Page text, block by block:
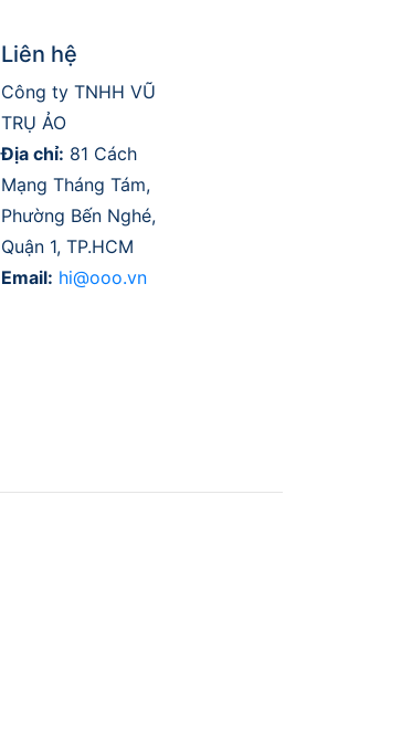
Liên hệ
Công ty TNHH VŨ
TRỤ ẢO
Địa chỉ: 81 Cách
Mạng Tháng Tám,
Phường Bến Nghé,
Quận 1, TP.HCM
Email: hi@ooo.vn